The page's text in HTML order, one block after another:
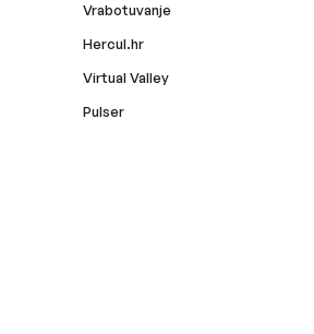
Vrabotuvanje
Hercul.hr
Virtual Valley
Pulser